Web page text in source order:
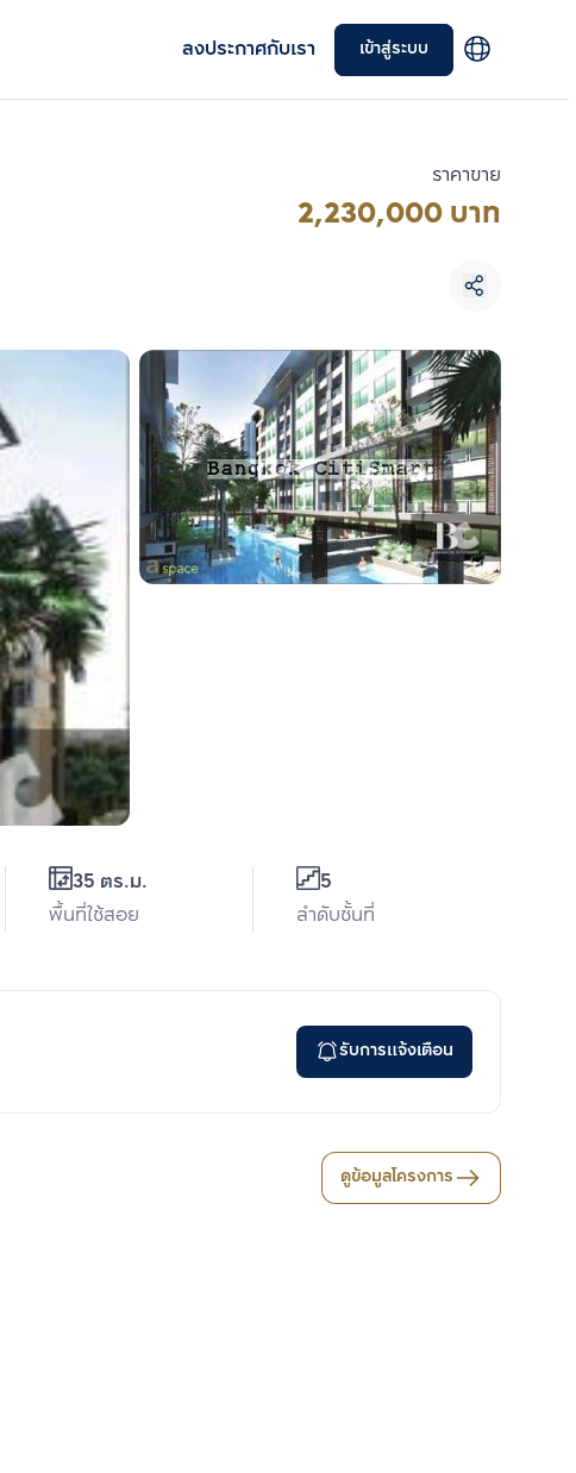
ลงประกาศกับเรา เข้าสู่ระบบ
ราคาขาย
2,230,000 บาท
35 ตร.ม.
พื้นที่ใช้สอย
5
ลำดับชั้นที่
รับการแจ้งเตือน
ดูข้อมูลโครงการ
เลือกยูนิตเพื่อเปรียบเทียบ
เลือกได้สูงสุด 3 รายการ
เปรียบเทียบ
ลบทั้งหมด